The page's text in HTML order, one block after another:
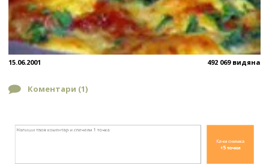
15.06.2001 492 069 видяна
Коментари (1)